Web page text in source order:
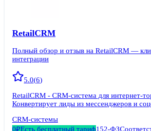
RetailCRM
Полный обзор и отзыв на RetailCRM —
интеграции
5.0(6)
RetailCRM - CRM-система для интернет-
Конвертирует лиды из мессенджеров и
единый список и раздает операторам.
сделки до конца благодаря шаблонам
CRM-системы
0₽Есть бесплатный тариф152-ФЗ